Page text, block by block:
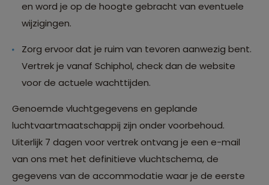
en word je op de hoogte gebracht van eventuele
wijzigingen.
Zorg ervoor dat je ruim van tevoren aanwezig bent.
Vertrek je vanaf Schiphol, check dan de website
voor de actuele wachttijden.
Genoemde vluchtgegevens en geplande
luchtvaartmaatschappij zijn onder voorbehoud.
Uiterlijk 7 dagen voor vertrek ontvang je een e-mail
van ons met het definitieve vluchtschema, de
gegevens van de accommodatie waar je de eerste